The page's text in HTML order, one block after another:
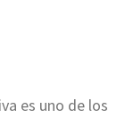
es uno de los